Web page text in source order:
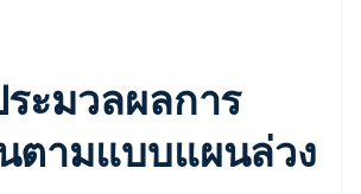
ะมวลผลการ
ตามแบบแผนล่วง